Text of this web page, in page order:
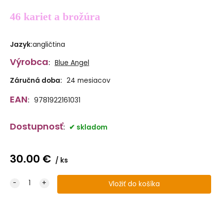
46 kariet a brožúra
Jazyk:angličtina
Výrobca: Blue Angel
Záručná doba: 24 mesiacov
EAN: 9781922161031
Dostupnosť: skladom
30.00 € ks